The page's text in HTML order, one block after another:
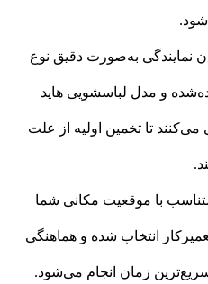
نمایندگی به‌صورت دقیق نوع
و مدل لباسشویی هاید
تا تخمین اولیه از علت
با موقعیت مکانی شما
انتخاب شده و هماهنگی
زمان انجام می‌شود.